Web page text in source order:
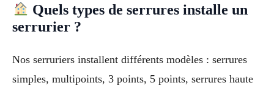
Quels types de serrures installe un
serrurier ?
Nos serruriers installent différents modèles : serrures
simples, multipoints, 3 points, 5 points, serrures haute